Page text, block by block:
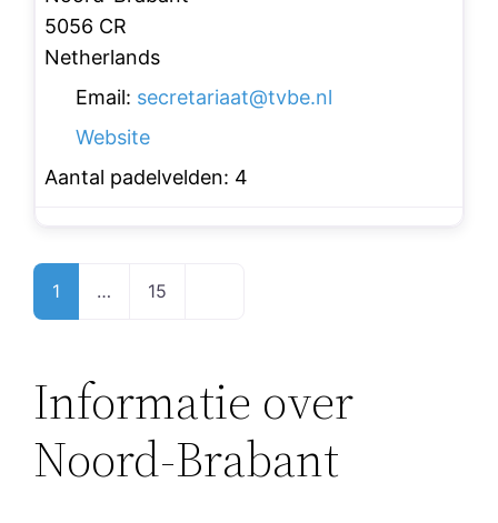
5056 CR
Netherlands
Email: secretariaat@tvbe.nl
Website
Aantal padelvelden: 4
Posts
navigation
1 … 15
Informatie over
Noord-Brabant